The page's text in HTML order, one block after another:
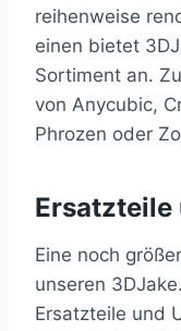
reihenweise
einen bietet
Sortiment an.
von Anycubic,
Phrozen oder
Ersatzteile
Eine noch
unseren
Ersatzteile und